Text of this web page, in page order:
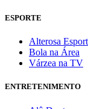
ESPORTE
Alterosa
Bola na Área
Várzea na TV
ENTRETENIMENTO